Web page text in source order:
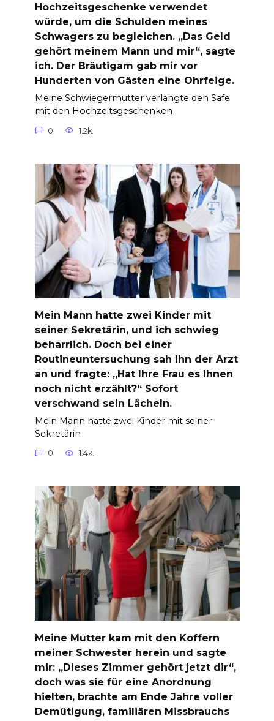
Hochzeitsgeschenke verwendet
würde, um die Schulden meines
Schwagers zu begleichen. „Das Geld
gehört meinem Mann und mir“, sagte
ich. Der Bräutigam gab mir vor
Hunderten von Gästen eine Ohrfeige.
Meine Schwiegermutter verlangte den Safe
mit den Hochzeitsgeschenken
0 1.2k.
Mein Mann hatte zwei Kinder mit
seiner Sekretärin, und ich schwieg
beharrlich. Doch bei einer
Routineuntersuchung sah ihn der Arzt
an und fragte: „Hat Ihre Frau es Ihnen
noch nicht erzählt?“ Sofort
verschwand sein Lächeln.
Mein Mann hatte zwei Kinder mit seiner
Sekretärin
0 1.4k.
Meine Mutter kam mit den Koffern
meiner Schwester herein und sagte
mir: „Dieses Zimmer gehört jetzt dir“,
doch was sie für eine Anordnung
hielten, brachte am Ende Jahre voller
Demütigung, familiären Missbrauchs